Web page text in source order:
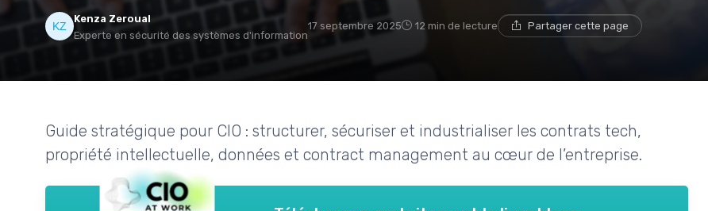
Kenza Zeroual
Experte en sécurité des systèmes d'information
17 septembre 2025 12 min de lecture Partager cette page
Guide stratégique pour CIO : structurer, sécuriser et industrialiser les contrats tech,
propriété intellectuelle, données et contract management au cœur de l’entreprise.